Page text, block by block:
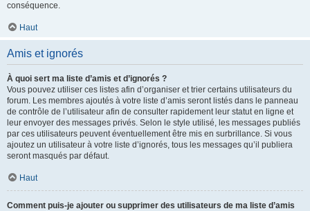
conséquence.
Haut
Amis et ignorés
À quoi sert ma liste d’amis et d’ignorés ?
Vous pouvez utiliser ces listes afin d’organiser et trier certains utilisateurs du
forum. Les membres ajoutés à votre liste d’amis seront listés dans le panneau
de contrôle de l’utilisateur afin de consulter rapidement leur statut en ligne et
leur envoyer des messages privés. Selon le style utilisé, les messages publiés
par ces utilisateurs peuvent éventuellement être mis en surbrillance. Si vous
ajoutez un utilisateur à votre liste d’ignorés, tous les messages qu’il publiera
seront masqués par défaut.
Haut
Comment puis-je ajouter ou supprimer des utilisateurs de ma liste d’amis